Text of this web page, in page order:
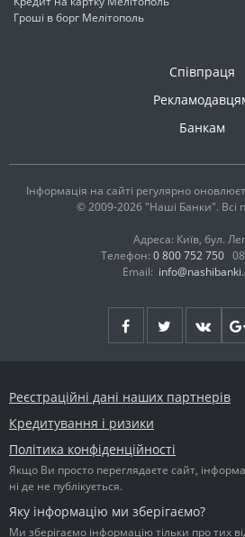
Гроші в борг Мелітополь
Співпраця
Банкам
Інформація на сайті регулярно
© 2009-2026 "Наші Банки". Всі
Адреса: Київ, бул.
Телефон: 0 800 752 750
Email:
Реєстраційні дані наших партнерів
Кредитування і ризики
Політика конфіденційності
Якщо Ви просто переглядаєте сайт,
ні де не публікується.
Яку інформацію ми зберігаємо?
Ми зберігаємо інформацію тільки про тих